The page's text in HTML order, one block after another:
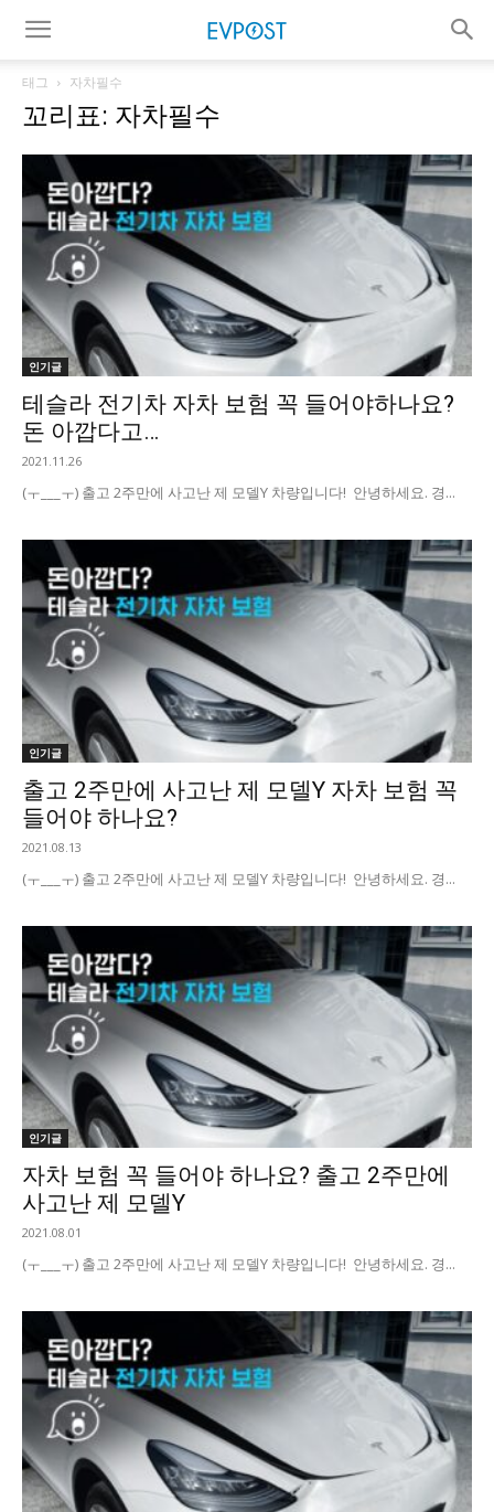
태그 자차필수
꼬리표: 자차필수
인기글
테슬라 전기차 자차 보험 꼭 들어야하나요?
돈 아깝다고…
2021.11.26
(ㅜ___ㅜ) 출고 2주만에 사고난 제 모델Y 차량입니다! 안녕하세요. 경...
인기글
출고 2주만에 사고난 제 모델Y 자차 보험 꼭
들어야 하나요?
2021.08.13
(ㅜ___ㅜ) 출고 2주만에 사고난 제 모델Y 차량입니다! 안녕하세요. 경...
인기글
자차 보험 꼭 들어야 하나요? 출고 2주만에
사고난 제 모델Y
2021.08.01
(ㅜ___ㅜ) 출고 2주만에 사고난 제 모델Y 차량입니다! 안녕하세요. 경...